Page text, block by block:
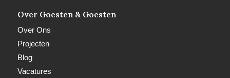
Over Goesten & Goesten
Over Ons
Projecten
Blog
Vacatures